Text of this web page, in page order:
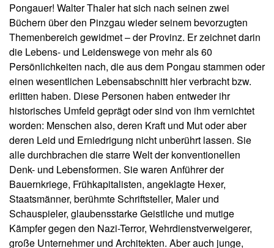
K
o
n
t
k
t
A
u
s
li
e
f
e
r
u
g
a
u
e
r
!
M
e
n
g
e
Pongauer! Walter Thaler hat sich nach seinen zwei
Büchern über den Pinzgau wieder seinem bevorzugten
Themenbereich gewidmet – der Provinz. Er zeichnet darin
die Lebens- und Leidenswege von mehr als 60
Persönlichkeiten nach, die aus dem Pongau stammen oder
einen wesentlichen Lebensabschnitt hier verbracht bzw.
erlitten haben. Diese Personen haben entweder ihr
historisches Umfeld geprägt oder sind von ihm vernichtet
worden: Menschen also, deren Kraft und Mut oder aber
deren Leid und Erniedrigung nicht unberührt lassen. Sie
alle durchbrachen die starre Welt der konventionellen
Denk- und Lebensformen. Sie waren Anführer der
Bauernkriege, Frühkapitalisten, angeklagte Hexer,
Staatsmänner, berühmte Schriftsteller, Maler und
Schauspieler, glaubensstarke Geistliche und mutige
Kämpfer gegen den Nazi-Terror, Wehrdienstverweigerer,
große Unternehmer und Architekten. Aber auch junge,